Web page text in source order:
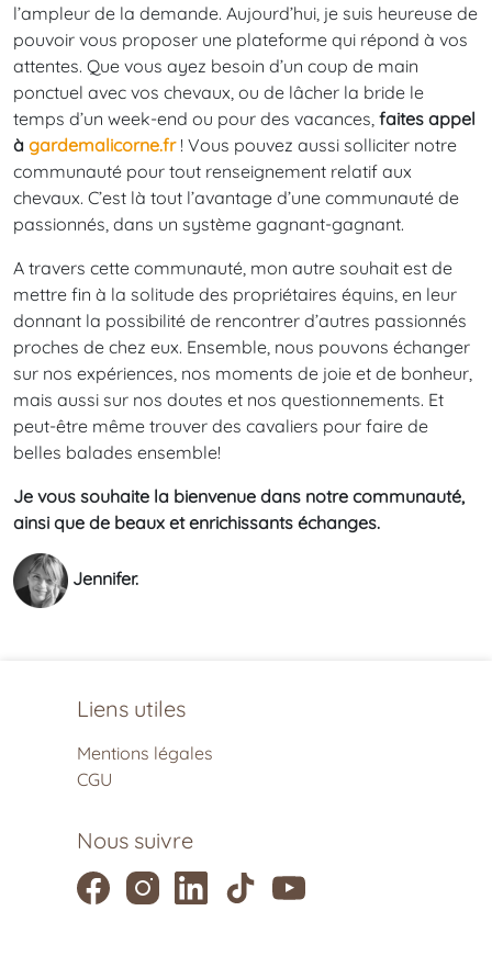
l’ampleur de la demande. Aujourd’hui, je suis heureuse de
pouvoir vous proposer une plateforme qui répond à vos
attentes. Que vous ayez besoin d’un coup de main
ponctuel avec vos chevaux, ou de lâcher la bride le
temps d’un week-end ou pour des vacances, faites appel
à gardemalicorne.fr! Vous pouvez aussi solliciter notre
communauté pour tout renseignement relatif aux
chevaux. C’est là tout l’avantage d’une communauté de
passionnés, dans un système gagnant-gagnant.
A travers cette communauté, mon autre souhait est de
mettre fin à la solitude des propriétaires équins, en leur
donnant la possibilité de rencontrer d’autres passionnés
proches de chez eux. Ensemble, nous pouvons échanger
sur nos expériences, nos moments de joie et de bonheur,
mais aussi sur nos doutes et nos questionnements. Et
peut-être même trouver des cavaliers pour faire de
belles balades ensemble!
Je vous souhaite la bienvenue dans notre communauté,
ainsi que de beaux et enrichissants échanges.
Jennifer.
Liens utiles
Mentions légales
CGU
Nous suivre